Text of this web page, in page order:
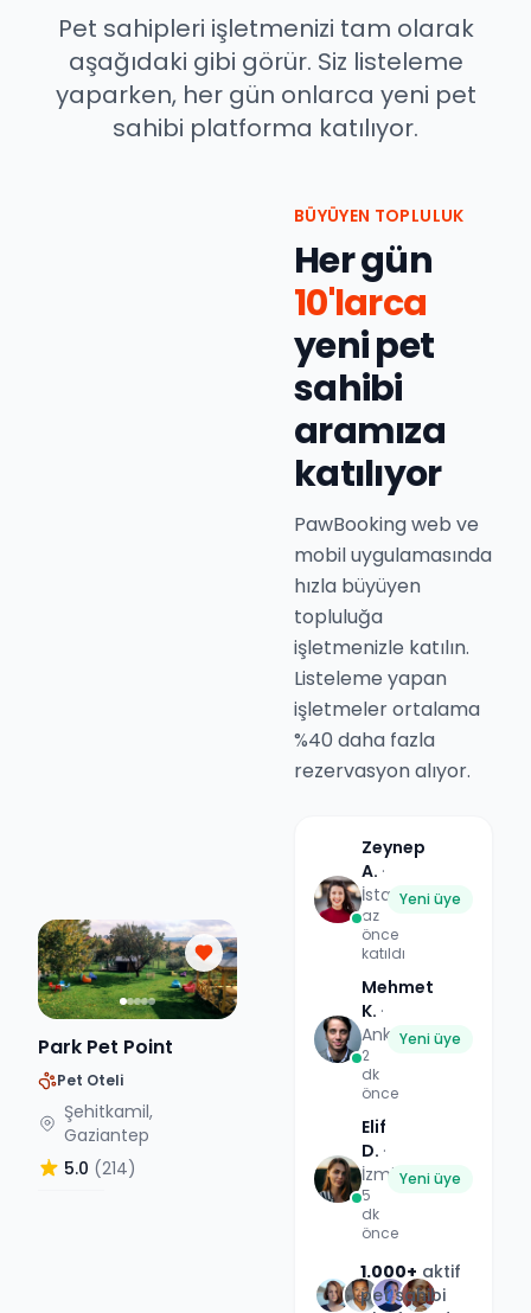
Pet sahipleri işletmenizi tam olarak
aşağıdaki gibi görür. Siz listeleme
yaparken, her gün onlarca yeni pet
sahibi platforma katılıyor.
Park Pet Point
Pet Oteli
Şehitkamil,
Gaziantep
5.0 (214)
BÜYÜYEN TOPLULUK
Her gün
10'larca
yeni pet
sahibi
aramıza
katılıyor
PawBooking web ve
mobil uygulamasında
hızla büyüyen
topluluğa
işletmenizle katılın.
Listeleme yapan
işletmeler ortalama
%40 daha fazla
rezervasyon alıyor.
Zeynep
A. ·
İstanbul
az
önce
katıldı
Yeni üye
Mehmet
K. ·
Ankara
2
dk
önce
Yeni üye
Elif
D. ·
İzmir
5
dk
önce
Yeni üye
1.000+ aktif
pet sahibi